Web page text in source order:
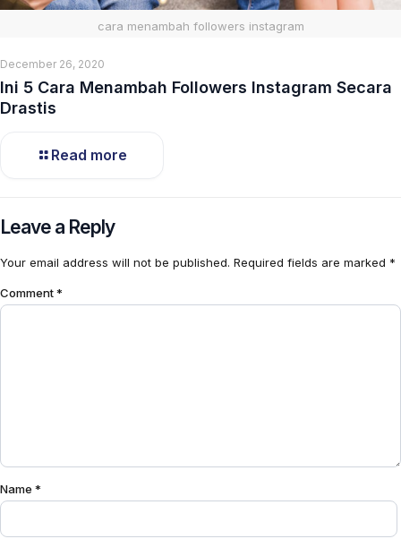
cara menambah followers instagram
December 26, 2020
Ini 5 Cara Menambah Followers Instagram Secara
Drastis
Read more
Leave a Reply
Your email address will not be published. Required fields are marked *
Comment*
Name *